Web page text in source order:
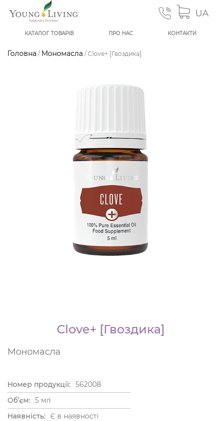
КАТАЛОГ ТОВАРІВ ПРО НАС КОНТАКТИ
UA
Головна / Мономасла / Clove+ [Гвоздика]
Clove+ [Гвоздика]
Мономасла
Номер продукції: 562008
Об’єм: 5 мл
Наявність:
Є в наявності